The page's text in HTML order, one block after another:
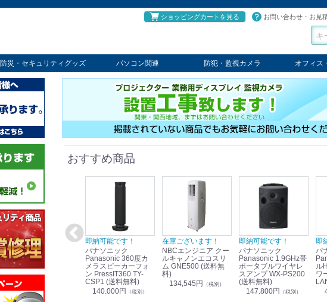
ショッピングカートを見る お問い合わせ・お見
防災・セキュリティグッズ
セキュリティグッズ
防災グッズ
パソコン関連
パソコン
タブレット
PCパーツ
コンソール
ケーブル
切替器・延長器
伝送器
コンバータ
その他
防犯・監視カメラ
パナソニック
TAKEX
LET'S
JSS
SELCO
PRINCETON
OS
ネクステージ
ATEN
オフィス
回線切替器
疑似電話回線
通信機器
デジタル携帯
収納・ラッ
会議システム
電子黒板
ホワイトボー
その他
おすすめ商品
在庫あり！送料無料！
パナソニック
Panasonic リモコン
マイク (10局用) WR-
210A (送料無料)
39,000円
即納可能です！
パナソニック
Panasonic 360度カ
メラスピーカーフォ
ン PressIT360 TY-
CSP1 (送料無料)
140,000円 （税別）
在庫ございます！
NBCエンジニア クー
ルキャノンエコスリ
ム GNE500 (送料無
料)
134,545円
（税別）
即納可能です！
パナソニック
Panasonic 1.9GHz帯
ポータブルワイヤレ
スアンプ WX-PS200
(送料無料)
147,800円 （税別）
即
パ
ル
ワ